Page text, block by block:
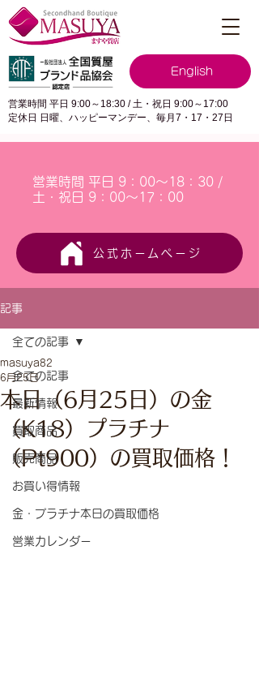
English
営業時間 平日 9:00～18:30 / 土・祝日 9:00～17:00
定休日 日曜、ハッピーマンデー、毎月7・17・27日
営業時間 平日 9：00～18：30 /
土・祝日 9：00～17：00
公式ホームページ
記事
全ての記事
最新情報
買取商品
販売商品
お買い得情報
金・プラチナ本日の買取価格
営業カレンダー
全ての記事
本日（6月25日）の金
（K18）プラチナ
（Pt900）の買取価格！
masuya82
6月25日